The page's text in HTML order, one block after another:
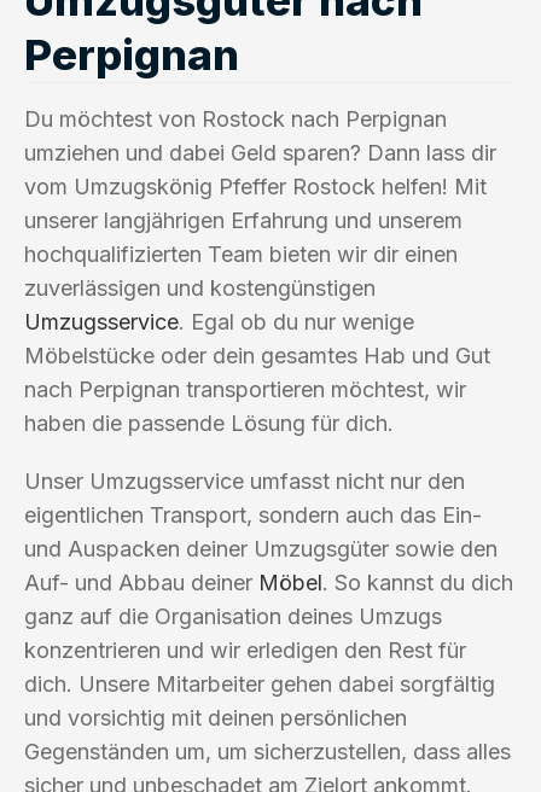
Perpignan
Du möchtest von Rostock nach Perpignan
umziehen und dabei Geld sparen? Dann lass dir
vom Umzugskönig Pfeffer Rostock helfen! Mit
unserer langjährigen Erfahrung und unserem
hochqualifizierten Team bieten wir dir einen
zuverlässigen und kostengünstigen
Umzugsservice. Egal ob du nur wenige
Möbelstücke oder dein gesamtes Hab und Gut
nach Perpignan transportieren möchtest, wir
haben die passende Lösung für dich.
Unser Umzugsservice umfasst nicht nur den
eigentlichen Transport, sondern auch das Ein-
und Auspacken deiner Umzugsgüter sowie den
Auf- und Abbau deiner Möbel. So kannst du dich
ganz auf die Organisation deines Umzugs
konzentrieren und wir erledigen den Rest für
dich. Unsere Mitarbeiter gehen dabei sorgfältig
und vorsichtig mit deinen persönlichen
Gegenständen um, um sicherzustellen, dass alles
sicher und unbeschadet am Zielort ankommt.